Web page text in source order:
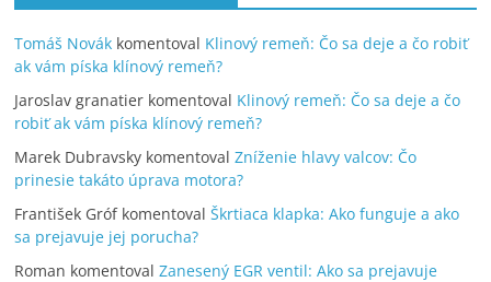
Tomáš Novák komentoval Klinový remeň: Čo sa deje a čo robiť
ak vám píska klínový remeň?
Jaroslav granatier komentoval Klinový remeň: Čo sa deje a čo
robiť ak vám píska klínový remeň?
Marek Dubravsky komentovalZníženie hlavy valcov: Čo
prinesie takáto úprava motora?
František GrófkomentovalŠkrtiaca klapka: Ako funguje a ako
sa prejavuje jej porucha?
Roman komentovalZanesený EGR ventil: Ako sa prejavuje